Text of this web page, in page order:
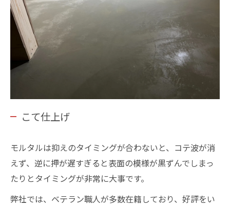
こて仕上げ
モルタルは抑えのタイミングが合わないと、コテ波が消
えず、逆に押が遅すぎると表面の模様が黒ずんでしまっ
たりとタイミングが非常に大事です。
弊社では、ベテラン職人が多数在籍しており、好評をい